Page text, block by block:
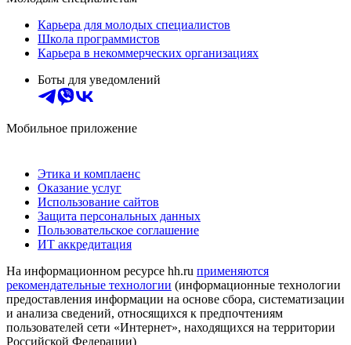
Карьера для молодых специалистов
Школа программистов
Карьера в некоммерческих организациях
Боты для уведомлений
Мобильное приложение
Этика и комплаенс
Оказание услуг
Использование сайтов
Защита персональных данных
Пользовательское соглашение
ИТ аккредитация
На информационном ресурсе hh.ru применяются
рекомендательные технологии (информационные технологии
предоставления информации на основе сбора, систематизации
и анализа сведений, относящихся к предпочтениям
пользователей сети «Интернет», находящихся на территории
Российской Федерации)